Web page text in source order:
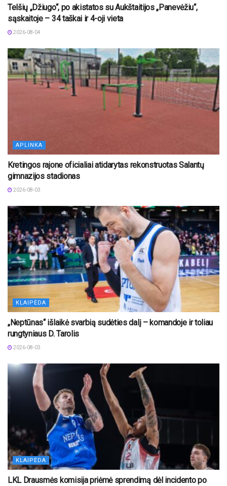
Telšių „Džiugo“, po akistatos su Aukštaitijos „Panevėžiu“,
sąskaitoje – 34 taškai ir 4-oji vieta
2026-08-04
APLINKA
Kretingos rajone oficialiai atidarytas rekonstruotas Salantų
gimnazijos stadionas
2026-08-03
KLAIPĖDA
„Neptūnas“ išlaikė svarbią sudėties dalį – komandoje ir toliau
rungtyniaus D. Tarolis
2026-08-03
KLAIPĖDA
LKL Drausmės komisija priėmė sprendimą dėl incidento po